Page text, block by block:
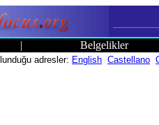
| Belgelikler
adresler: English Castellano